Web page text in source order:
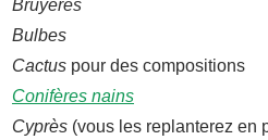
Bruyères
Bulbes
Cactus pour des compositions
Conifères nains
Cyprès (vous les replanterez en